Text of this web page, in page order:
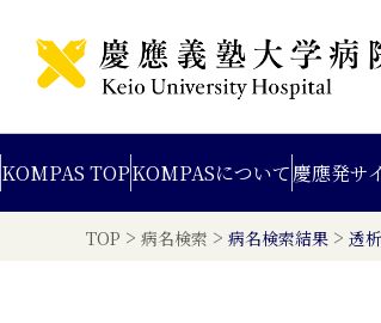
KOMPAS TOPKOMPASについて慶應発サ
TOP > 病名検索 > 病名検索結果 > 透